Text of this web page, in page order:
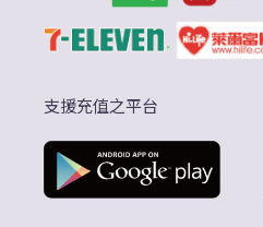
支援充值之平台